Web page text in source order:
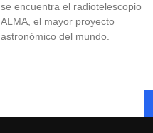
se encuentra el radiotelescopio
ALMA, el mayor proyecto
astronómico del mundo.